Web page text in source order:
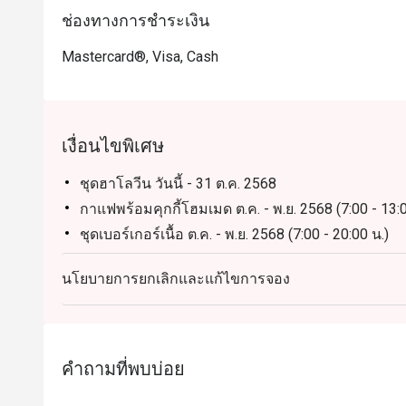
ช่องทางการชำระเงิน
Mastercard®, Visa, Cash
เงื่อนไขพิเศษ
ชุดฮาโลวีน วันนี้ - 31 ต.ค. 2568
กาแฟพร้อมคุกกี้โฮมเมด ต.ค. - พ.ย. 2568 (7:00 -
ชุดเบอร์เกอร์เนื้อ ต.ค. - พ.ย. 2568 (7:00 - 20:00 น.)
ค็อกเทลสตรอว์เบอร์รีมาการิต้า ต.ค. - พ.ย. 2568
Chill Vibes Only I (นมเย็น ชมพู่) I ต.ค. - พ.ย. 2568
Chill Vibes Only I น้ำอัญชันมะนาว I ต.ค. - พ.ย. 2568
สุดคุ้ม I ทูน่าเมลท์I ต.ค. - พ.ย. 2568 (7:00 - 20:00 น.)
นโยบายการยกเลิกและแก้ไขการจอง
คำถามที่พบบ่อย